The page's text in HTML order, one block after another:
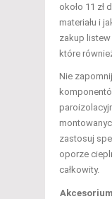
około 11 zł
materiału i
zakup
które
Nie
zastosuj
oporze
całkowity.
Akcesorium